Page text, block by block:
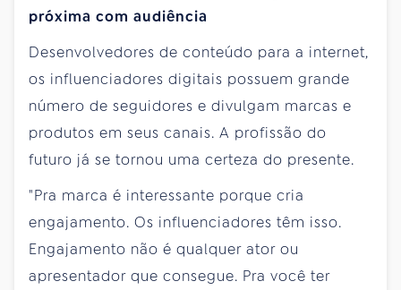
próxima com audiência
Desenvolvedores de conteúdo para a internet,
os influenciadores digitais possuem grande
número de seguidores e divulgam marcas e
produtos em seus canais. A profissão do
futuro já se tornou uma certeza do presente.
"Pra marca é interessante porque cria
engajamento. Os influenciadores têm isso.
Engajamento não é qualquer ator ou
apresentador que consegue. Pra você ter